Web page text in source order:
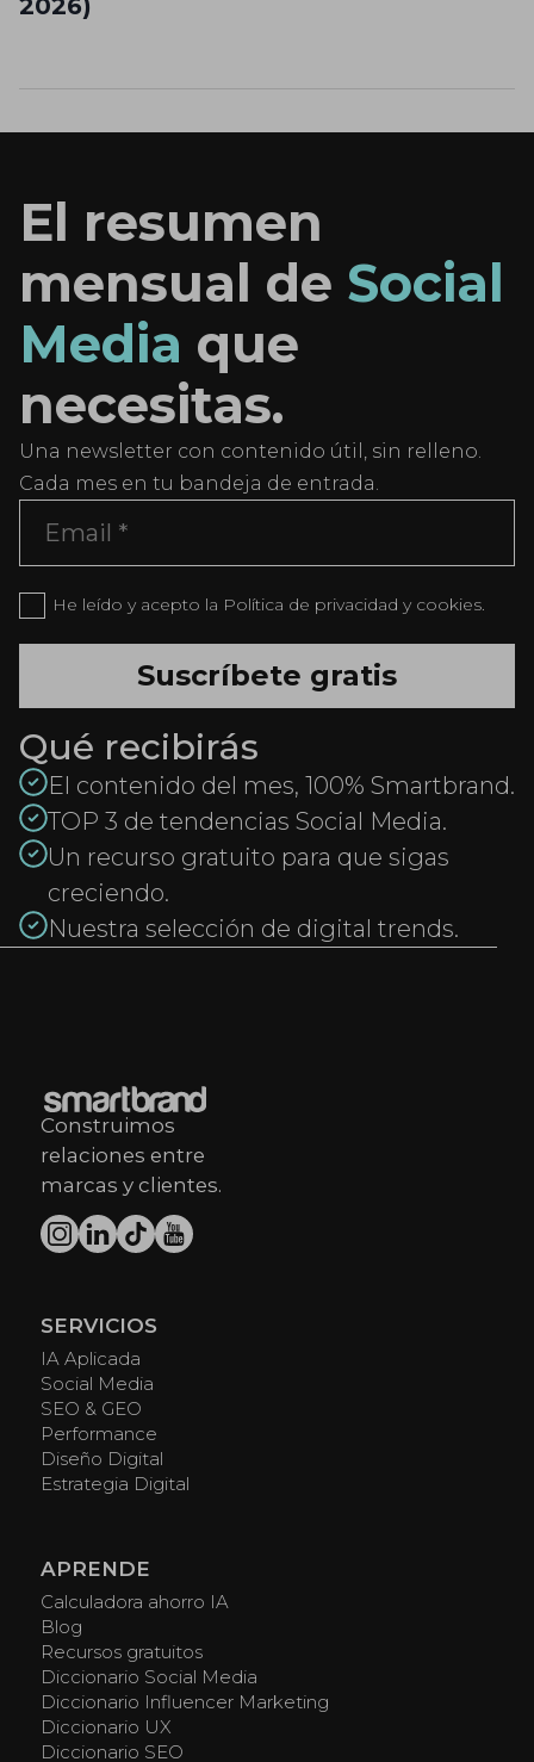
2026)
El resumen
mensual de Social
Media que
necesitas.
Una newsletter con contenido útil, sin relleno.
Cada mes en tu bandeja de entrada.
He leído y acepto la Política de privacidad y cookies.
Qué recibirás
El contenido del mes, 100% Smartbrand.
TOP 3 de tendencias Social Media.
Un recurso gratuito para que sigas
creciendo.
Nuestra selección de digital trends.
Construimos
relaciones entre
marcas y clientes.
SERVICIOS
IA Aplicada
Social Media
SEO & GEO
Performance
Diseño Digital
Estrategia Digital
APRENDE
Calculadora ahorro IA
Blog
Recursos gratuitos
Diccionario Social Media
Diccionario Influencer Marketing
Diccionario UX
Diccionario SEO